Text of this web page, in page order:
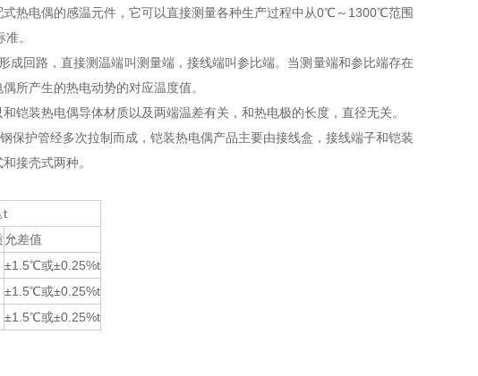
热电偶的感温元件，它可以直接测量各种生产过程中从0℃～1300℃范围
。
成回路，直接测温端叫测量端，接线端叫参比端。当测量端和参比端存在
所产生的热电动势的对应温度值。
铠装热电偶导体材质以及两端温差有关，和热电极的长度，直径无关。
护管经多次拉制而成，铠装热电偶产品主要由接线盒，接线端子和铠装
接壳式两种。
允差值
±1.5℃或±0.25%t
±1.5℃或±0.25%t
±1.5℃或±0.25%t